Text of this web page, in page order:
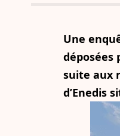
Une
déposées
suite aux
d’Enedis